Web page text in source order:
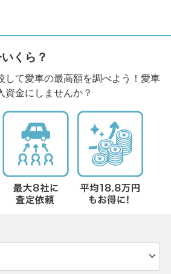
くら？
して愛車の最高額を調べよう！愛車
資金にしませんか？